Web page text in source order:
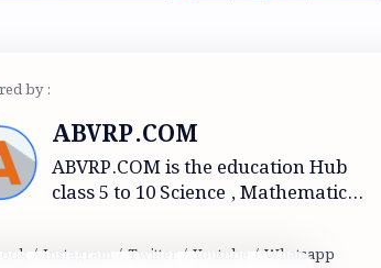
ABVRP.COM
ABVRP.COM is the education Hub
class 5 to 10 Science , Mathematics
Mocktest and Eduactional topic are